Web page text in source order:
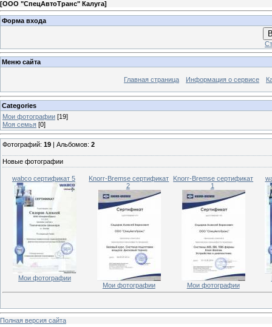
[ООО "СпецАвтоТранс" Калуга]
Форма входа
Меню сайта
Главная страница Информация о сервисе
Categories
Мои фотографии [19]
Моя семья [0]
Фотографий: 19 | Альбомов: 2
Новые фотографии
wabco сертификат 5
Мои фотографии
Knorr-Bremse сертификат
2
Мои фотографии
Knorr-Bremse сертификат
1
Мои фотографии
Полная версия сайта